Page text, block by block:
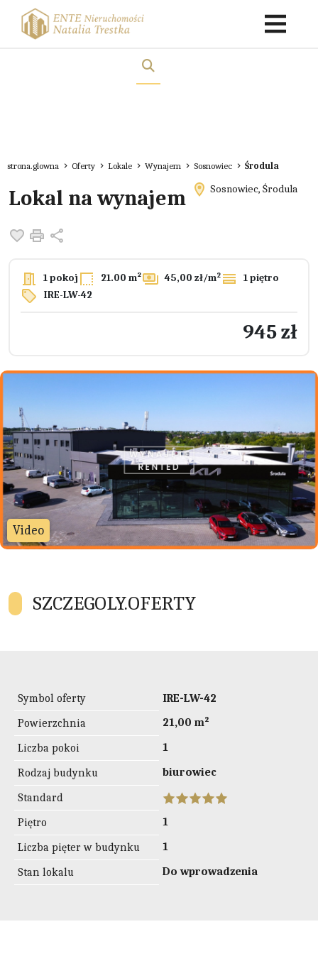
strona.glowna Oferty Lokale Wynajem Sosnowiec Środula
Lokal na wynajem Sosnowiec, Środula
Dodaj do ulubionych
Drukuj
1 pokoj 21.00 m² 45,00 zł/m2
1 piętro
IRE-LW-42
945 zł
Video
SZCZEGOLY.OFERTY
Symbol oferty
IRE-LW-42
Powierzchnia
21,00 m²
Liczba pokoi
1
Rodzaj budynku
biurowiec
Standard
Piętro
1
Liczba pięter w budynku
1
Stan lokalu
Do wprowadzenia